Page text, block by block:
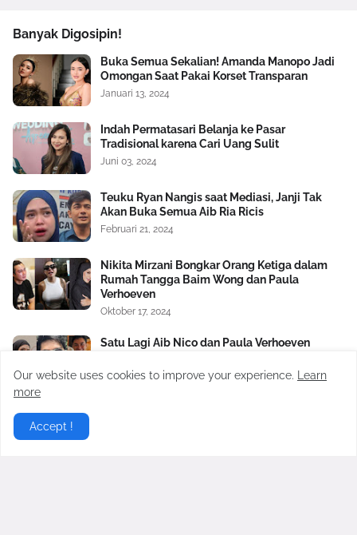
Banyak Digosipin!
Buka Semua Sekalian! Amanda Manopo Jadi
Omongan Saat Pakai Korset Transparan
Januari 13, 2024
Indah Permatasari Belanja ke Pasar
Tradisional karena Cari Uang Sulit
Juni 03, 2024
Teuku Ryan Nangis saat Mediasi, Janji Tak
Akan Buka Semua Aib Ria Ricis
Februari 21, 2024
Nikita Mirzani Bongkar Orang Ketiga dalam
Rumah Tangga Baim Wong dan Paula
Verhoeven
Oktober 17, 2024
Satu Lagi Aib Nico dan Paula Verhoeven
Wong Soal Uang Rp2 M
Our website uses cookies to improve your experience.
Learn
more
Accept !